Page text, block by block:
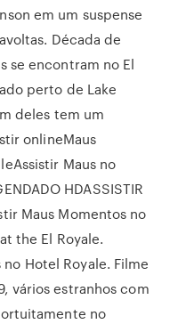
em um suspense
Década de
se encontram no El
perto de Lake
deles tem um
onlineMaus
Maus no
HDASSISTIR
Maus Momentos no
the El Royale.
Hotel Royale. Filme
vários estranhos com
no